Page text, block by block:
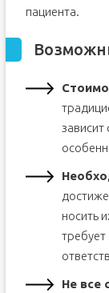
пациента.
носить
Не все